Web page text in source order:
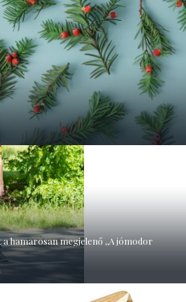
hamarosan megjelenő ,,A jómodor